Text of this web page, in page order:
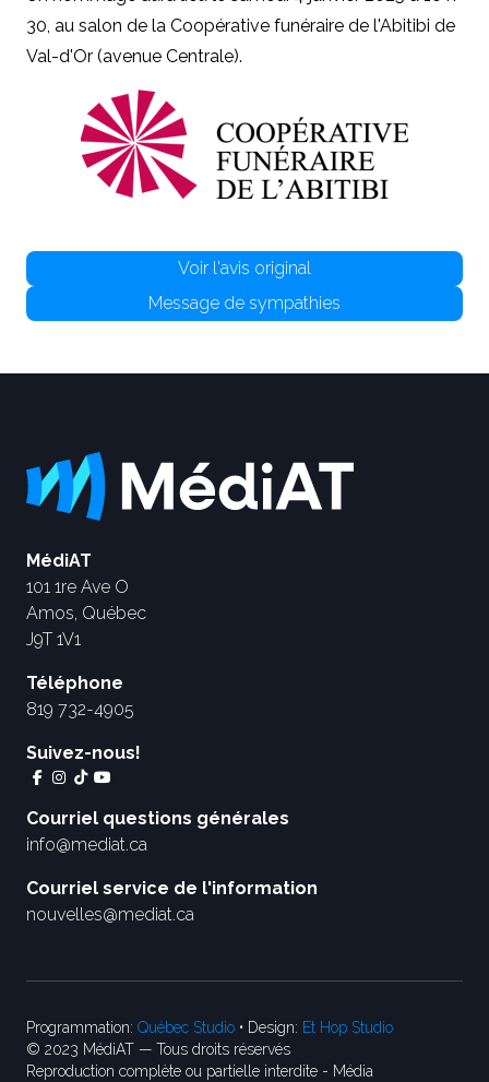
30, au salon de la Coopérative funéraire de l'Abitibi de
Val-d'Or (avenue Centrale).
Voir l'avis original
Message de sympathies
MédiAT
101 1re Ave O
Amos, Québec
J9T 1V1
Téléphone
819 732-4905
Suivez-nous!
Courriel questions générales
info@mediat.ca
Courriel service de l'information
nouvelles@mediat.ca
Programmation: Québec Studio • Design: Et Hop Studio
© 2023 MédiAT — Tous droits réservés
Reproduction complète ou partielle interdite - Média